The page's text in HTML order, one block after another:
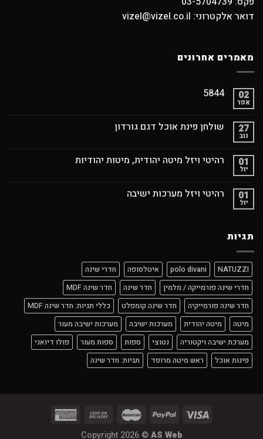
דואר אלקטרוני: vizel@vizel.co.il
מאמרים אחרונים
02
אפר
5844
27
נוב
שולחן פינת אוכל דגם גורדון
01
יול
רהיטי ויזל מיטה יהודית, מיטות יהודיות
01
יול
רהיטי ויזל מערכות ישיבה
תגיות
NATUZZI
polo divani איטלסופה
חדרי שינה
חדרי שינה פורמייקה / מלמין
חדר שינה
חדר שינה MDF
חדר שינה פורמייקיה
חדר שינה קומפלט
כללי תגיות: חדר שינה MDF
מיטה
מיטה יהודית מערכות ישיבה
מערכות ישיבה מעור
מערכת ישיבה ויקטוריה
נטוצי ספות ספות מעור
פולו דיואני
פינות אוכל
ראש מיטה מרופד תגיות: חדר שינה
Copyright 2026 ©AS Web